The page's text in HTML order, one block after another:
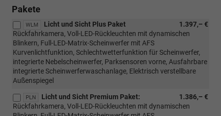
Pakete
WLM 1.397,– €
Licht und Sicht Plus Paket
Rückfahrkamera, Voll-LED-Rückleuchten mit dynamischen
Blinkern, Full-LED-Matrix-Scheinwerfer mit AFS
Kurvenlichtfunktion, Schlechtwetterfunktion für Scheinwerfer,
integrierte Nebelscheinwerfer, Parksensoren vorne, Ausfahrbare
integrierte Scheinwerferwaschanlage, Elektrisch verstellbare
Außenspiegel
PLN 1.386,– €
Licht und Sicht Premium Paket:
Rückfahrkamera, Voll-LED-Rückleuchten mit dynamischen